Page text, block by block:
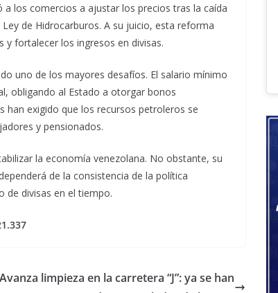
a los comercios a ajustar los precios tras la caída
de Hidrocarburos. A su juicio, esta reforma
fortalecer los ingresos en divisas.
uno de los mayores desafíos. El salario mínimo
obligando al Estado a otorgar bonos
han exigido que los recursos petroleros se
y pensionados.
la economía venezolana. No obstante, su
de la consistencia de la política
de divisas en el tiempo.
Avanza limpieza en la carretera “J”: ya se han